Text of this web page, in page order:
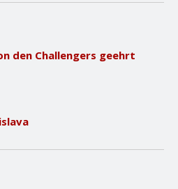
den Challengers geehrt